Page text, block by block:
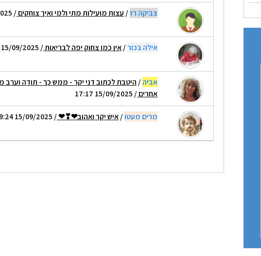
צביקה רז/עצות מועילות מתי ולמי ואיך צוחקים/ 15/09/2025 12:36
אילה בכור/אין כמו צחוק יפה לבריאות/ 15/09/2025 17:06
אביה/היטבת לכתוב דני יקר - ממש כך - תודה וערב
אחרים/ 15/09/2025 17:17
מרים מעטו/איש יקר ואהוב❤❣❤/ 15/09/2025 19:24